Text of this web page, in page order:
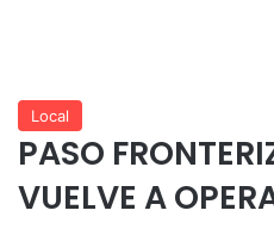
Local
PASO
VUELVE A